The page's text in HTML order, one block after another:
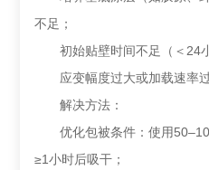
不足；
初始贴壁时间不足（＜24小
应变幅度过大或加载速率过
解决方法：
优化包被条件：使用
≥1小时后吸干；